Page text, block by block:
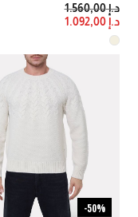
PRICE REDUCED FROM
د.إ 1.560,00
TO
د.إ 1.092,00
50%-